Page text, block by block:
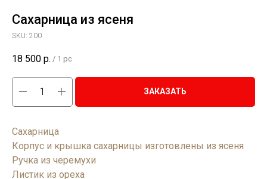
Сахарница из ясеня
SKU: 200
18 500 р. / 1 pc
ЗАКАЗАТЬ
Сахарница
Корпус и крышка сахарницы изготовлены из ясеня
Ручка из черемухи
Листик из ореха